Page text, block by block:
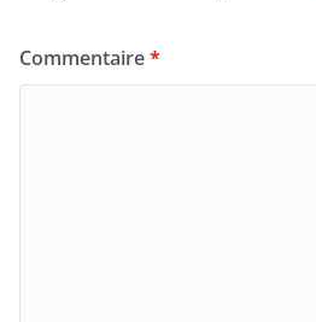
Commentaire*